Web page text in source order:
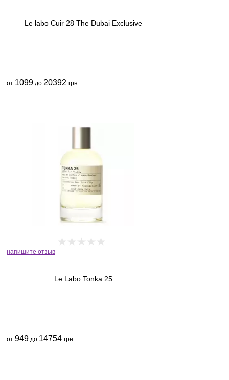
Le labo Cuir 28 The Dubai Exclusive
от 1099 до 20392 грн
напишите отзыв
Le Labo Tonka 25
от 949 до 14754 грн